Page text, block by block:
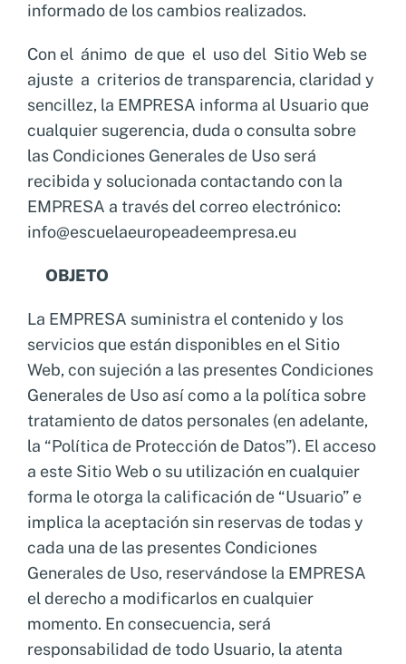
informado de los cambios realizados.
Con el ánimo de que el uso del Sitio Web se
ajuste a criterios de transparencia, claridad y
sencillez, la EMPRESA informa al Usuario que
cualquier sugerencia, duda o consulta sobre
las Condiciones Generales de Uso será
recibida y solucionada contactando con la
EMPRESA a través del correo electrónico:
info@escuelaeuropeadeempresa.eu
OBJETO
La EMPRESA suministra el contenido y los
servicios que están disponibles en el Sitio
Web, con sujeción a las presentes Condiciones
Generales de Uso así como a la política sobre
tratamiento de datos personales (en adelante,
la “Política de Protección de Datos”). El acceso
a este Sitio Web o su utilización en cualquier
forma le otorga la calificación de “Usuario” e
implica la aceptación sin reservas de todas y
cada una de las presentes Condiciones
Generales de Uso, reservándose la EMPRESA
el derecho a modificarlos en cualquier
momento. En consecuencia, será
responsabilidad de todo Usuario, la atenta